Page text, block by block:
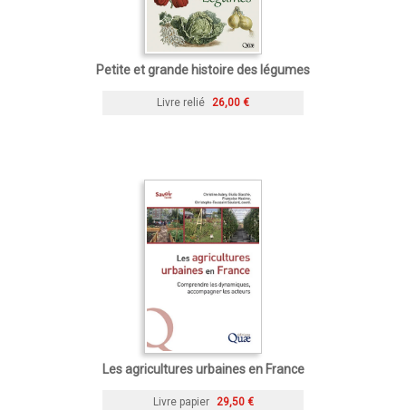
Petite et grande histoire des légumes
Livre relié 26,00 €
Les agricultures urbaines en France
Livre papier 29,50 €